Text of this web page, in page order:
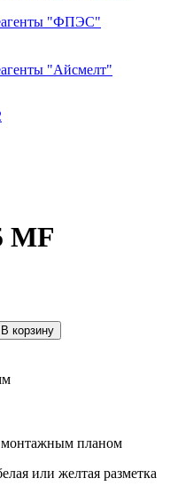
"ФПЭС"
"Айсмелт"
MF
монтажным планом
или желтая разметка